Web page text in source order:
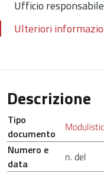
Ufficio responsabile
Ulteriori
Descrizione
Tipo
documento
Numero e
data
n. del